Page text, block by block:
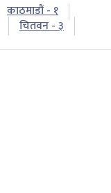
काठमाडौं - १
चितवन - ३